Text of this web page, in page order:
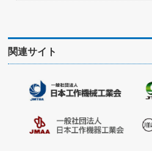
関連サイト